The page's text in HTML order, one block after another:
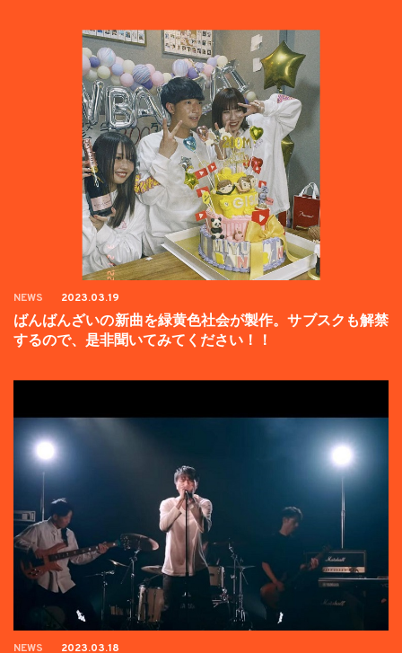
NEWS 2023.03.19
ばんばんざいの新曲を緑黄色社会が製作。サブスクも解禁
するので、是非聞いてみてください！！
NEWS 2023.03.18